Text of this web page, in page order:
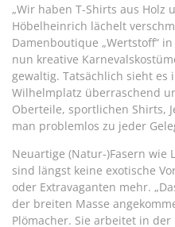
„Wir haben T-Shirts aus Holz
Höbelheinrich lächelt
Damenboutique „Wertstoff“
nun kreative
gewaltig. Tatsächlich sieht es
Wilhelmplatz überraschend
Oberteile, sportlichen Shirts,
man problemlos zu jeder
Neuartige (Natur-)Fasern wie
sind längst keine exotische
oder Extravaganten mehr.
der breiten Masse
Plömacher. Sie arbeitet in